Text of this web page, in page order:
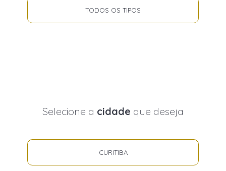
TODOS OS TIPOS
Selecione a cidade que deseja
CURITIBA